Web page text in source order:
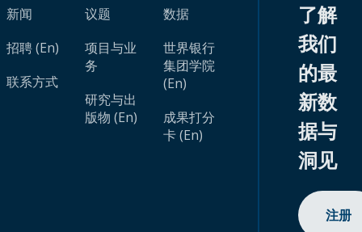
新闻
招聘 (En)
联系方式
议题
项目与业
务
研究与出
版物 (En)
数据
世界银行
集团学院
(En)
成果打分
卡 (En)
了解
我们
的最
新数
据与
洞见
注册